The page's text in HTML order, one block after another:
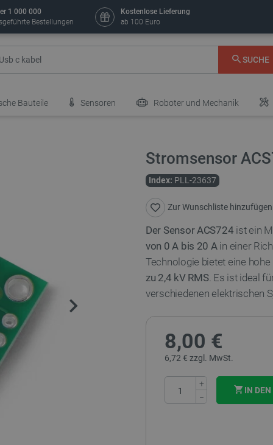
1 000 000
Bestellungen
Kostenlose Lieferung
ab 100 Euro
SUCHE
Bauteile Sensoren Roboter und Mechanik
Stromsensor
Index: PLL-23637
Zur Wunschliste hinzufügen
Der Sensor ACS724 ist ein
von 0 A bis 20 Ain einer
Technologie bietet eine
zu 2,4 kV RMS. Es ist ideal
verschiedenen elektrischen
8,00 €
6,72 € zzgl. MwSt.
+
−
IN